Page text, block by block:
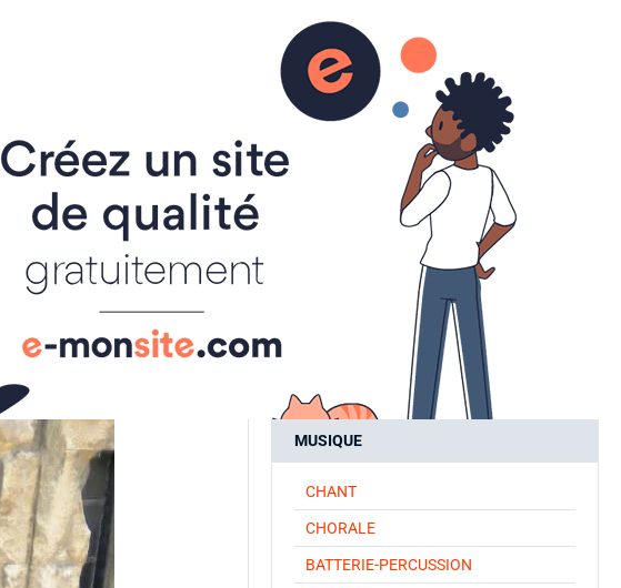
ACTUALITES
SPORT A LA CARTE
ATELIER CREATIF
CALLIGRAPHIE
MUSIQUE
CHANT
CHORALE
BATTERIE-PERCUSSION